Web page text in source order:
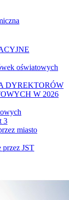
oświatowych
DYREKTORÓW
W 2026
3
miasto
przez JST